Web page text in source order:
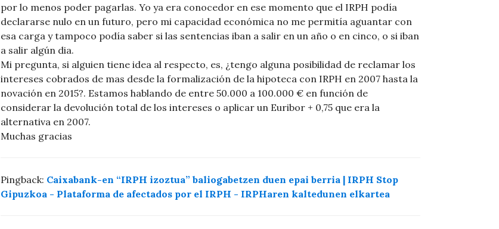
por lo menos poder pagarlas. Yo ya era conocedor en ese momento que el IRPH podía
declararse nulo en un futuro, pero mi capacidad económica no me permitía aguantar con
esa carga y tampoco podía saber si las sentencias iban a salir en un año o en cinco, o si iban
a salir algún dia.
Mi pregunta, si alguien tiene idea al respecto, es, ¿tengo alguna posibilidad de reclamar los
intereses cobrados de mas desde la formalización de la hipoteca con IRPH en 2007 hasta la
novación en 2015?. Estamos hablando de entre 50.000 a 100.000 € en función de
considerar la devolución total de los intereses o aplicar un Euribor + 0,75 que era la
alternativa en 2007.
Muchas gracias
Pingback: Caixabank-en “IRPH izoztua” baliogabetzen duen epai berria | IRPH Stop
Gipuzkoa - Plataforma de afectados por el IRPH - IRPHaren kaltedunen elkartea